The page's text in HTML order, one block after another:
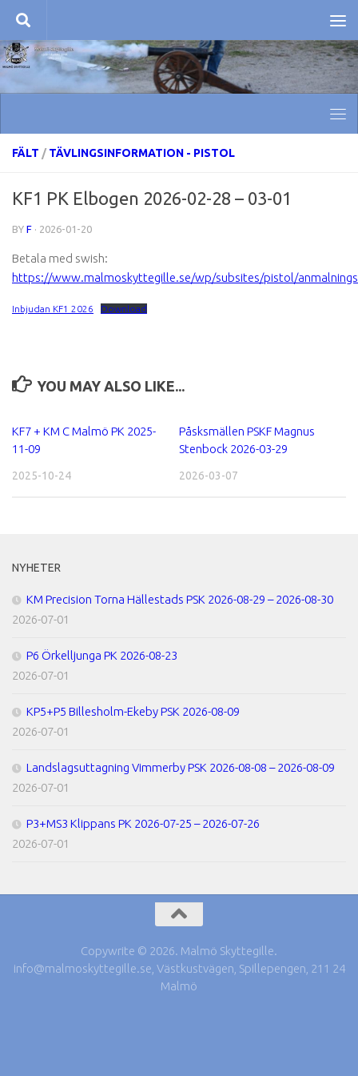
Skip to content
FÄLT / TÄVLINGSINFORMATION - PISTOL
KF1 PK Elbogen 2026-02-28 – 03-01
BY F · 2026-01-20
Betala med swish:
https://www.malmoskyttegille.se/wp/subsites/pistol/
Inbjudan KF1 2026 Download
YOU MAY ALSO LIKE...
KF7 + KM C Malmö PK 2025-
11-09
2025-10-24
Påsksmällen PSKF Magnus
Stenbock 2026-03-29
2026-03-07
NYHETER
KM Precision Torna Hällestads PSK 2026-08-29 – 2026-08-30
2026-07-01
P6 Örkelljunga PK 2026-08-23
2026-07-01
KP5+P5 Billesholm-Ekeby PSK 2026-08-09
2026-07-01
Landslagsuttagning Vimmerby PSK 2026-08-08 – 2026-08-09
2026-07-01
P3+MS3 Klippans PK 2026-07-25 – 2026-07-26
2026-07-01
Copywrite © 2026. Malmö Skyttegille.
info@malmoskyttegille.se, Västkustvägen, Spillepengen, 211 24
Malmö